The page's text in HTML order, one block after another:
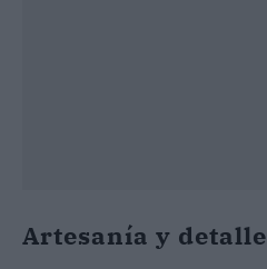
Artesanía y detalle